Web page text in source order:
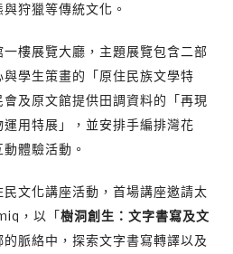
狩獵等傳統文化。
樓展覽大廳，主題展覽包含二部
學生策畫的「原住民族文學特
及原文館提供田調資料的「再現
用特展」，並安排手編排灣花
體驗活動。
文化講座活動，首場講座邀請太
，以「樹洞創生：文字書寫及文
的脈絡中，探索文字書寫轉譯以及